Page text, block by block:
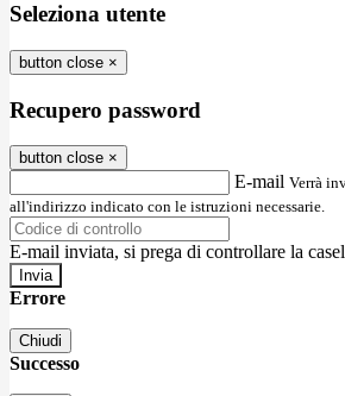
Seleziona utente
button close ×
Recupero password
button close ×
E-mail Verrà
all'indirizzo indicato con le istruzioni necessarie.
E-mail inviata, si prega di controllare la
Errore
Chiudi
Successo